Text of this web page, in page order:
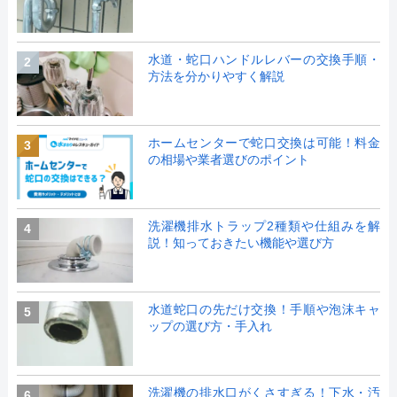
2
水道・蛇口ハンドルレバーの交換手順・
方法を分かりやすく解説
3
ホームセンターで蛇口交換は可能！料金
の相場や業者選びのポイント
4
洗濯機排水トラップ2種類や仕組みを解
説！知っておきたい機能や選び方
5
水道蛇口の先だけ交換！手順や泡沫キャ
ップの選び方・手入れ
洗濯機の排水口がくさすぎる！下水・汚